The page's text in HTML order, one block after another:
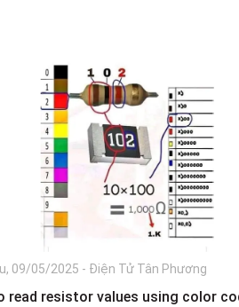
09/05/2025 - Điện Tử Tân Phương
read resistor values using color